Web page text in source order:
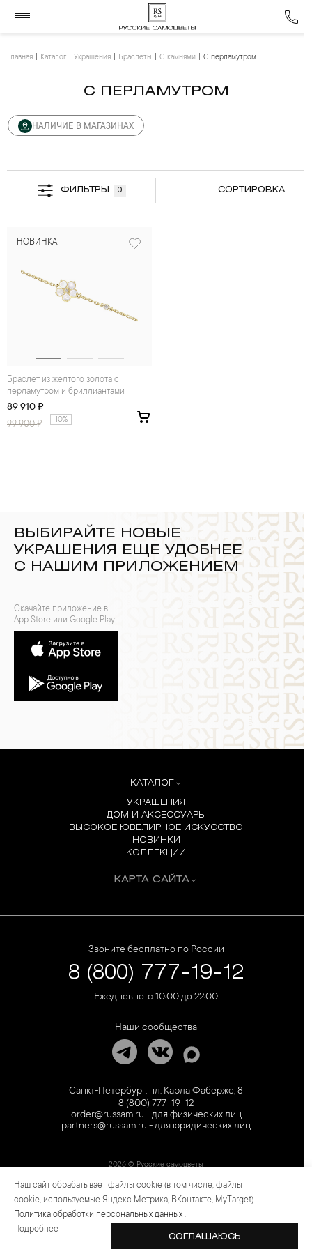
Главная Каталог Украшения Браслеты С камнями С перламутром
С ПЕРЛАМУТРОМ
НАЛИЧИЕ В МАГАЗИНАХ
ФИЛЬТРЫ 0 СОРТИРОВКА
НОВИНКА
Браслет из желтого золота с
перламутром и бриллиантами
89 910 ₽
99 900₽ 10%
ВЫБИРАЙТЕ НОВЫЕ
УКРАШЕНИЯ ЕЩЕ УДОБНЕЕ
С НАШИМ ПРИЛОЖЕНИЕМ
Скачайте приложение в
App Store или Google Play:
КАТАЛОГ
УКРАШЕНИЯ
ДОМ И АКСЕССУАРЫ
ВЫСОКОЕ ЮВЕЛИРНОЕ ИСКУССТВО
НОВИНКИ
КОЛЛЕКЦИИ
КАРТА САЙТА
Звоните бесплатно по России
8 (800) 777-19-12
Ежедневно: с 10:00 до 22:00
Наши сообщества
Санкт-Петербург, пл. Карла Фаберже, 8
8 (800) 777-19-12
order@russam.ru - для физических лиц
partners@russam.ru - для юридических лиц
2026 © Русские самоцветы
Предложение не является публичной офертой. Цены на сайте и в розничной сети
могут отличаться. Информация на сайте о товаре носит рекламный характер и
расценивается как приглашение делать оферты на основании п.1 ст. 437
Гражданского кодекса РФ.
Наш сайт обрабатывает файлы cookie (в том числе, файлы
cookie, используемые Яндекс Метрика, ВКонтакте, MyTarget).
Политика обработки персональных данных .
Подробнее
СОГЛАШАЮСЬ